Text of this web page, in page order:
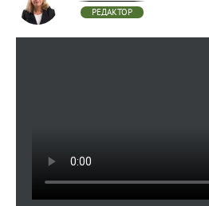
РЕДАКТОР